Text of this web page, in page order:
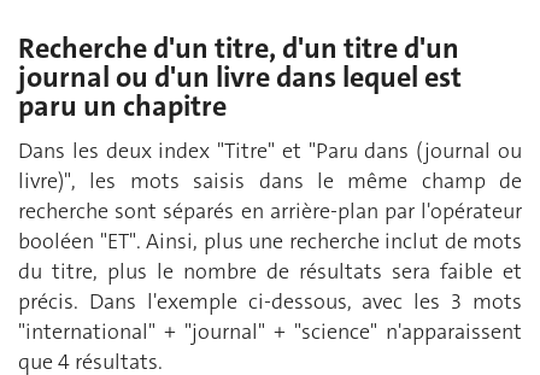
Recherche d'un titre, d'un titre d'un
journal ou d'un livre dans lequel est
paru un chapitre
Dans les deux index "Titre" et "Paru dans (journal ou
livre)", les mots saisis dans le même champ de
recherche sont séparés en arrière-plan par l'opérateur
booléen "ET". Ainsi, plus une recherche inclut de mots
du titre, plus le nombre de résultats sera faible et
précis. Dans l'exemple ci-dessous, avec les 3 mots
"international" + "journal" + "science" n'apparaissent
que 4 résultats.